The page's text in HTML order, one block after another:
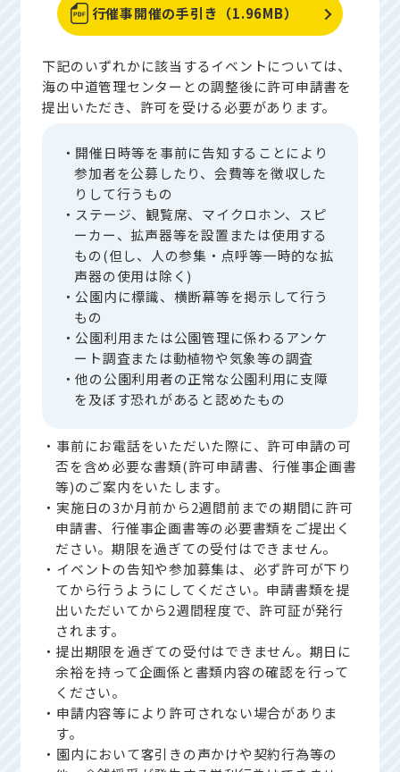
行催事開催の手引き（1.96MB）
下記のいずれかに該当するイベントについては、
海の中道管理センターとの調整後に許可申請書を
提出いただき、許可を受ける必要があります。
・開催日時等を事前に告知することにより
参加者を公募したり、会費等を徴収した
りして行うもの
・ステージ、観覧席、マイクロホン、スピ
ーカー、拡声器等を設置または使用する
もの(但し、人の参集・点呼等一時的な拡
声器の使用は除く)
・公園内に標識、横断幕等を掲示して行う
もの
・公園利用または公園管理に係わるアンケ
ート調査または動植物や気象等の調査
・他の公園利用者の正常な公園利用に支障
を及ぼす恐れがあると認めたもの
・事前にお電話をいただいた際に、許可申請の可
否を含め必要な書類(許可申請書、行催事企画書
等)のご案内をいたします。
・実施日の3か月前から2週間前までの期間に許可
申請書、行催事企画書等の必要書類をご提出く
ださい。期限を過ぎての受付はできません。
・イベントの告知や参加募集は、必ず許可が下り
てから行うようにしてください。申請書類を提
出いただいてから2週間程度で、許可証が発行
されます。
・提出期限を過ぎての受付はできません。期日に
余裕を持って企画係と書類内容の確認を行って
ください。
・申請内容等により許可されない場合がありま
す。
・園内において客引きの声かけや契約行為等の